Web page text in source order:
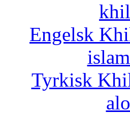
Engelsk
Tyrkisk